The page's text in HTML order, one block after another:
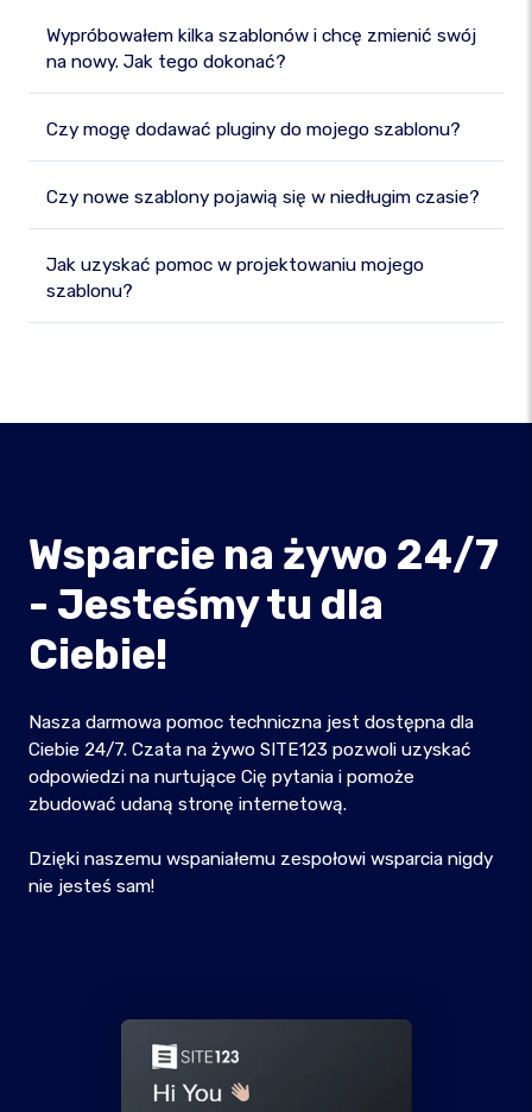
Wypróbowałem kilka szablonów i chcę zmienić swój
na nowy. Jak tego dokonać?
Czy mogę dodawać pluginy do mojego szablonu?
Czy nowe szablony pojawią się w niedługim czasie?
Jak uzyskać pomoc w projektowaniu mojego
szablonu?
Wsparcie na żywo 24/7
- Jesteśmy tu dla
Ciebie!
Nasza darmowa pomoc techniczna jest dostępna dla
Ciebie 24/7. Czata na żywo SITE123 pozwoli uzyskać
odpowiedzi na nurtujące Cię pytania i pomoże
zbudować udaną stronę internetową.
Dzięki naszemu wspaniałemu zespołowi wsparcia nigdy
nie jesteś sam!